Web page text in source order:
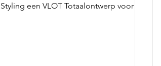
Styling een VLOT Totaalontwerp voor de